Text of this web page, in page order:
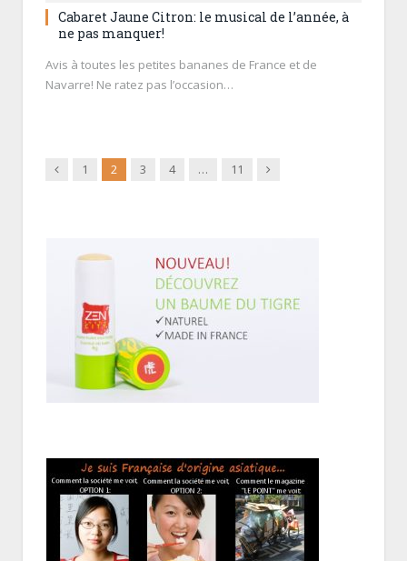
Cabaret Jaune Citron: le musical de l’année, à
ne pas manquer!
Avis à toutes les petites bananes de France et de
Navarre! Ne ratez pas l’occasion…
Previous
1 2 3 4 … 11 Next